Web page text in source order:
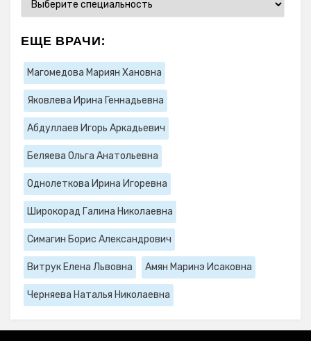
ЕЩЕ ВРАЧИ:
Магомедова Мариян Хановна
Яковлева Ирина Геннадьевна
Абдуллаев Игорь Аркадьевич
Беляева Ольга Анатольевна
Однолеткова Ирина Игоревна
Широкорад Галина Николаевна
Симагин Борис Александрович
Витрук Елена Львовна Амян Маринэ Исаковна
Черняева Наталья Николаевна